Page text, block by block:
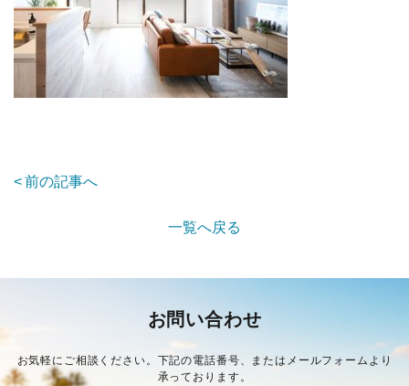
前の記事へ
一覧へ戻る
お問い合わせ
お気軽にご相談ください。下記の電話番号、またはメールフォームより
承っております。